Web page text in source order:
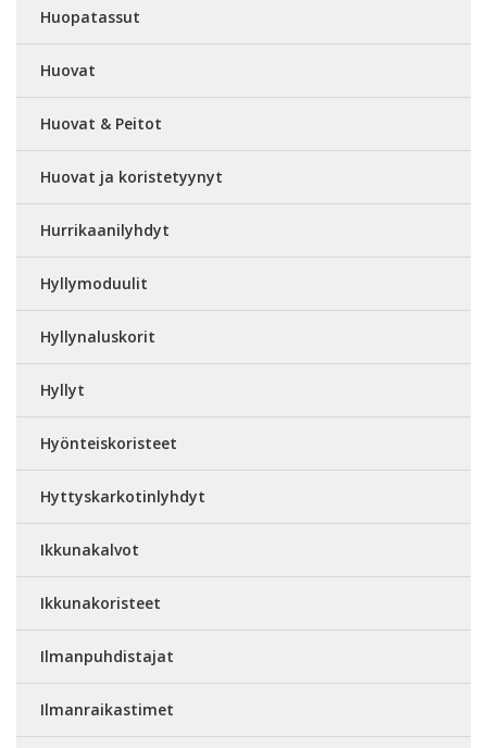
Huopatassut
Huovat
Huovat & Peitot
Huovat ja koristetyynyt
Hurrikaanilyhdyt
Hyllymoduulit
Hyllynaluskorit
Hyllyt
Hyönteiskoristeet
Hyttyskarkotinlyhdyt
Ikkunakalvot
Ikkunakoristeet
Ilmanpuhdistajat
Ilmanraikastimet